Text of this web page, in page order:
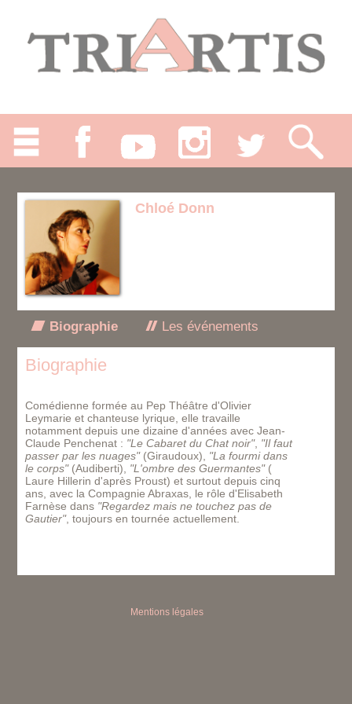
Chloé Donn
Biographie Les événements
Biographie
Comédienne formée au Pep Théâtre d'Olivier
Leymarie et chanteuse lyrique, elle travaille
notamment depuis une dizaine d'années avec Jean-
Claude Penchenat : "Le Cabaret du Chat noir", "Il faut
passer par les nuages"(Giraudoux), "La fourmi dans
le corps"(Audiberti), "L'ombre des Guermantes"(
Laure Hillerin d'après Proust) et surtout depuis cinq
ans, avec la Compagnie Abraxas, le rôle d'Elisabeth
Farnèse dans "Regardez mais ne touchez pas de
Gautier", toujours en tournée actuellement.
Mentions légales